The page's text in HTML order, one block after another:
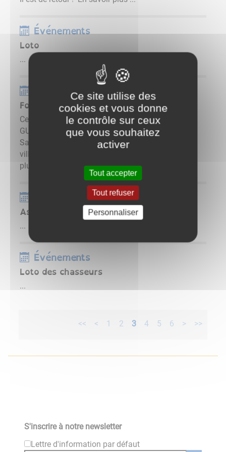
Événements
Loto
...
Événements
Formation taille arbres fruitiers
Cette formation, qui aura lieu salle Maurice
GUENEBAUT et proposée par l'association
Samare, est gratuite et ouverte aux habitants du
village. Découvrir cette association En savoir
plus ...
Événements
Assemblée générale du foyer rural
...
Événements
Loto des chasseurs
...
<< < 1 2 3 4 5 6 > >>
S'inscrire à notre newsletter
Lettre d'information par défaut
Ce site utilise des
cookies et vous donne
le contrôle sur ceux
que vous souhaitez
activer
Tout accepter
Tout refuser
Personnaliser